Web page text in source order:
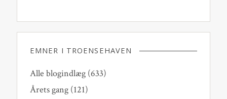
EMNER I TROENSEHAVEN
Alle blogindlæg(633)
Årets gang(121)